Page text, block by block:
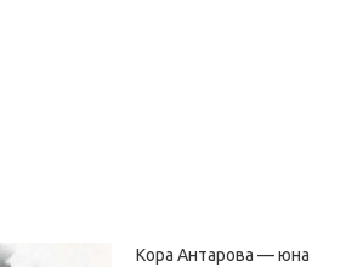
Кора Антарова — юна